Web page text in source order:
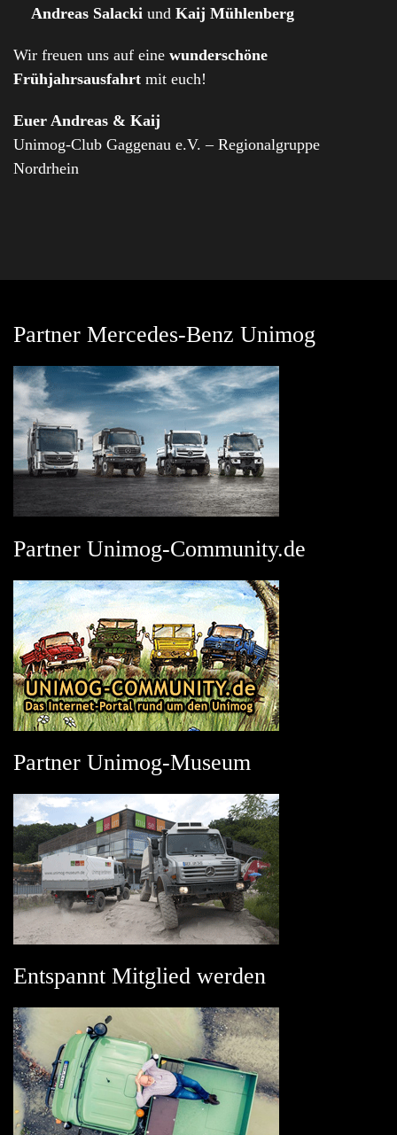
Andreas Salacki und Kaij Mühlenberg
Wir freuen uns auf eine wunderschöne
Frühjahrsausfahrt mit euch!
Euer Andreas & Kaij
Unimog-Club Gaggenau e.V. – Regionalgruppe
Nordrhein
Partner Mercedes-Benz Unimog
Partner Unimog-Community.de
Partner Unimog-Museum
Entspannt Mitglied werden